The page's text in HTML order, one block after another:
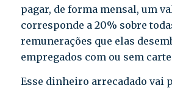
pagar, de forma mensal, um
corresponde a 20% sobre
remunerações que elas
empregados com ou sem
Esse dinheiro arrecadado vai